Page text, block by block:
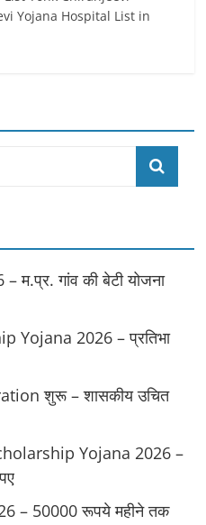
Yojana Hospital List in
गांव की बेटी योजना
Yojana 2026 – प्रतिभा
शुरू – शासकीय उचित
Yojana 2026 –
– 50000 रूपये महीने तक